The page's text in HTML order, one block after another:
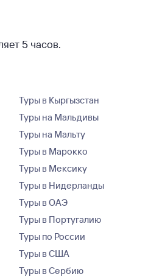
5 часов.
Туры в Кыргызстан
Туры на Мальдивы
Туры на Мальту
Туры в Марокко
Туры в Мексику
Туры в Нидерланды
Туры в ОАЭ
Туры в Португалию
Туры по России
Туры в США
Туры в Сербию